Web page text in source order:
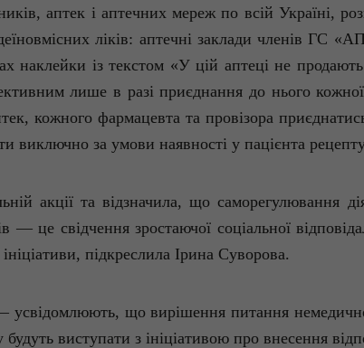
аптек і аптечних мереж по всій Україні,
ліків: аптечні заклади членів ГС
наклейки із текстом «У цій аптеці не
лише в разі приєднання до нього
кожного фармацевта та провізора
виключно за умови наявності у пацієнта
акції та відзначила, що саморегулювання
— це свідчення зростаючої соціальної
підкреслила Ірина Суворова.
усвідомлюють, що вирішення питання
виступати з ініціативою про внесення